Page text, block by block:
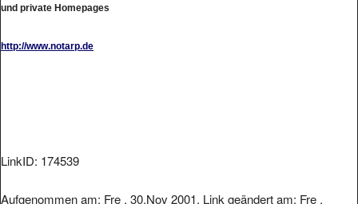
und private Homepages
http://www.notarp.de
LinkID: 174539
Aufgenommen am: Fre , 30.Nov 2001. Link geändert am: Fre ,